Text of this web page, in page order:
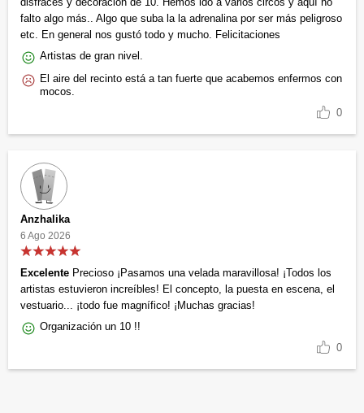
falto algo más.. Algo que suba la la adrenalina por ser más peligroso
etc. En general nos gustó todo y mucho. Felicitaciones
Artistas de gran nivel.
El aire del recinto está a tan fuerte que acabemos enfermos con
mocos.
0
Anzhalika
6 Ago 2026
Excelente Precioso ¡Pasamos una velada maravillosa! ¡Todos los
artistas estuvieron increíbles! El concepto, la puesta en escena, el
vestuario... ¡todo fue magnífico! ¡Muchas gracias!
Organización un 10 !!
0